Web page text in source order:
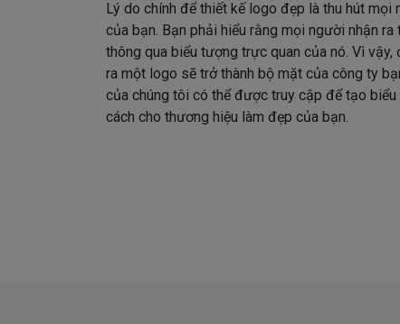
Lý do chính để thiết kế logo đẹp là thu hút
của bạn. Bạn phải hiểu rằng mọi người nhận
thông qua biểu tượng trực quan của nó. Vì
ra một logo sẽ trở thành bộ mặt của công ty
của chúng tôi có thể được truy cập để tạo
cách cho thương hiệu làm đẹp của bạn.